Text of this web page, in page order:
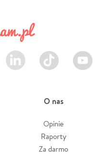
LinkedIn TikTok Youtube
O nas
Opinie
Raporty
Za darmo